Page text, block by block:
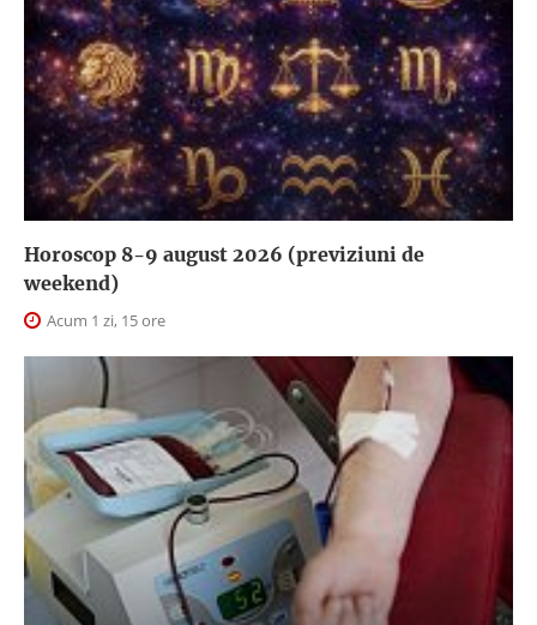
Horoscop 8-9 august 2026 (previziuni de
weekend)
Acum 1 zi, 15 ore